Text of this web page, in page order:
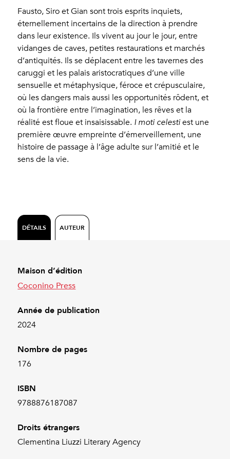
Fausto, Siro et Gian sont trois esprits inquiets,
éternellement incertains de la direction à prendre
dans leur existence. Ils vivent au jour le jour, entre
vidanges de caves, petites restaurations et marchés
d’antiquités. Ils se déplacent entre les tavernes des
caruggi et les palais aristocratiques d’une ville
sensuelle et métaphysique, féroce et crépusculaire,
où les dangers mais aussi les opportunités rôdent, et
où la frontière entre l’imagination, les rêves et la
réalité est floue et insaisissable. I moti celesti est une
première œuvre empreinte d’émerveillement, une
histoire de passage à l’âge adulte sur l’amitié et le
sens de la vie.
DÉTAILS AUTEUR
Maison d’édition
Coconino Press
Année de publication
2024
Nombre de pages
176
ISBN
9788876187087
Droits étrangers
Clementina Liuzzi Literary Agency